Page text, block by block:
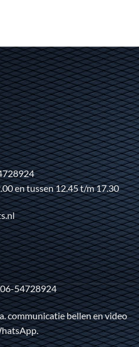
en tussen 12.45 t/m 17.30
54728924
communicatie bellen en video